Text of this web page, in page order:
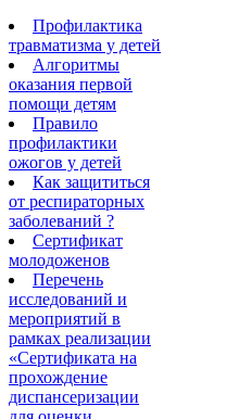
Профилактика
травматизма у детей
Алгоритмы
оказания первой
помощи детям
Правило
профилактики
ожогов у детей
Как защититься
от респираторных
заболеваний ?
Сертификат
молодоженов
Перечень
исследований и
мероприятий в
рамках реализации
«Сертификата на
прохождение
диспансеризации